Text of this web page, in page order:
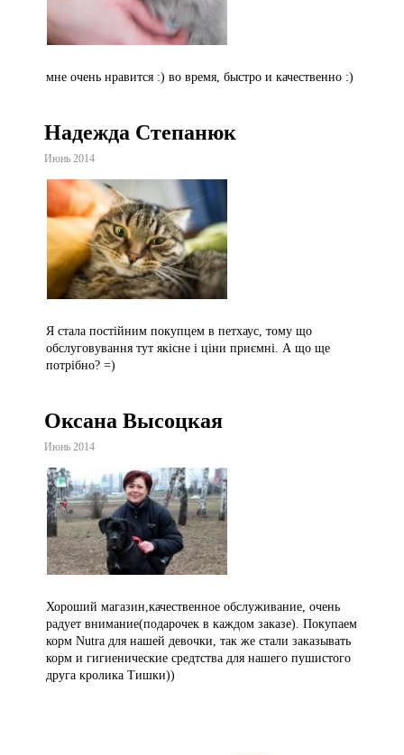
мне очень нравится :) во время, быстро и качественно :)
Надежда Степанюк
Июнь 2014
Я стала постійним покупцем в петхаус, тому що
обслуговування тут якісне і ціни приємні. А що ще
потрібно? =)
Оксана Высоцкая
Июнь 2014
Хороший магазин,качественное обслуживание, очень
радует внимание(подарочек в каждом заказе). Покупаем
корм Nutra для нашей девочки, так же стали заказывать
корм и гигиенические средтства для нашего пушистого
друга кролика Тишки))